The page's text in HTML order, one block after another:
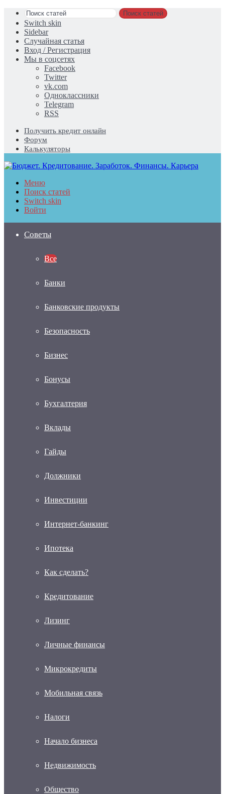
Поиск статей
Switch skin
Sidebar
Случайная статья
Вход / Регистрация
Мы в соцсетях
Facebook
Twitter
vk.com
Одноклассники
Telegram
RSS
Получить кредит онлайн
Форум
Калькуляторы
Меню
Поиск статей
Switch skin
Войти
Советы
Все
Банки
Банковские продукты
Безопасность
Бизнес
Бонусы
Бухгалтерия
Вклады
Гайды
Должники
Инвестиции
Интернет-банкинг
Ипотека
Как сделать?
Кредитование
Лизинг
Личные финансы
Микрокредиты
Мобильная связь
Налоги
Начало бизнеса
Недвижимость
Общество